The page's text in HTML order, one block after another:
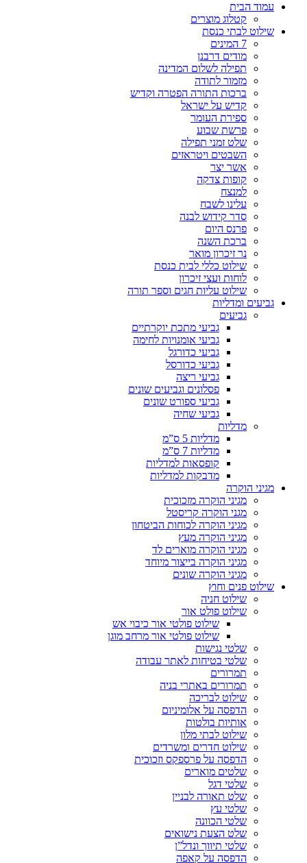
עמוד הבית
קטלוג מוצרים
שילוט לבתי כנסת
7 המינים
מודים דרבנן
תפילה לשלום המדינה
מזמור לתודה
ברכות התורה הפטרה וקדיש
קדיש על ישראל
ספירת העומר
פרשת שבוע
שלט זמני תפילה
השבטים ויטראזים
אשר יצר
קופות צדקה
למנצח
עלינו לשבח
סדר קידוש לבנה
פרנס היום
ברכת השנה
נר זיכרון מואר
שילוט כללי לבית כנסת
לוחות ועצי זיכרון
שילוט עליות חגים וספר תורה
גביעים ומדליות
גביעים
גביעי מתכת יוקרתיים
גביעי אומנויות לחימה
גביעי כדורגל
גביעי כדורסל
גביעי ריצה
פסלונים וגביעים שונים
גביעי ספורט שונים
גביעי שחיה
מדליות
מדליות 5 ס”מ
מדליות 7 ס”מ
קופסאות למדליות
מדבקות למדליות
מגיני הוקרה
מגיני הוקרה מזכוכית
מגני הוקרה קריסטל
מגיני הוקרה לכוחות הביטחון
מגיני הוקרה מעץ
מגיני הוקרה מוארים לד
מגיני הוקרה בייצור מיוחד
מגיני הוקרה שונים
שילוט פנים וחוץ
שילוט חניה
שילוט פולט אור
שילוט פולטי אור כיבוי אש
שילוט פולטי אור מרחב מוגן
שלטי נגישות
שלטי בטיחות לאתר עבודה
תמרורים
תמרורים באתרי בניה
שילוט לבריכה
הדפסה על אלומיניום
אותיות בולטות
שילוט לבתי מלון
שילוט חדרים ומשרדים
הדפסה על פרספקס וזכוכית
שלטים מוארים
שלטי דגל
שלט תאורה לבניין
שלטי עץ
שלטי הכוונה
שלט הצעת נישואים
שלטי תיווך ונדל”ן
הדפסה על קאפה